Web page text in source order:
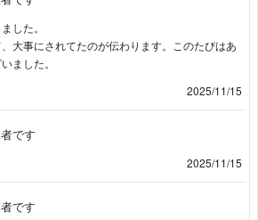
した。
大事にされてたのが伝わります。このたびはあ
ました。
2025/11/15
です
2025/11/15
です